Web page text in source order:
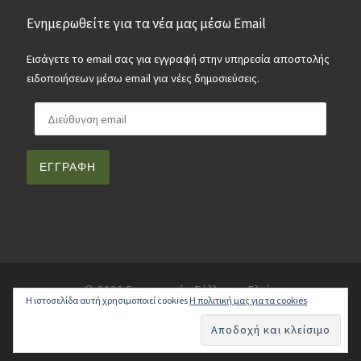
Ενημερωθείτε για τα νέα μας μέσω Email
Εισάγετε το email σας για εγγραφή στην υπηρεσία αποστολής
ειδοποιήσεων μέσω email για νέες δημοσιεύσεις.
ΕΓΓΡΑΦΉ
© 2026 Γυμναστικός Σύλλογος Ελαία
Η ιστοσελίδα αυτή χρησιμοποιεί cookies Η πολιτική μας για τα cookies